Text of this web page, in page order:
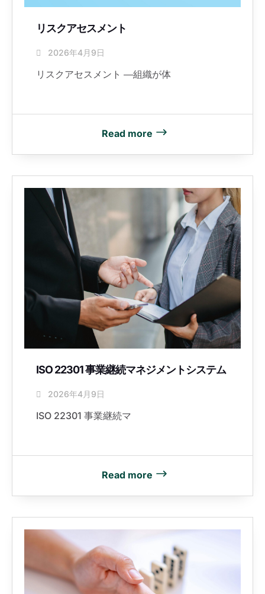
リスクアセスメント
2026年4月9日
リスクアセスメント ―組織が体
Read more
ISO 22301 事業継続マネジメントシステム
2026年4月9日
ISO 22301 事業継続マ
Read more